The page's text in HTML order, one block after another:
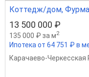
Коттедж/дом,
13 500 000 ₽
135 000 ₽ за м2
Ипотека от 64 751 ₽ в
Карачаево-Черкесская